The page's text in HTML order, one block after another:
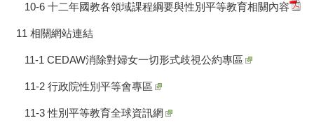
10-6 十二年國教各領域課程綱要與性別平等教育相關內容
11 相關網站連結
11-1 CEDAW消除對婦女一切形式歧視公約專區
11-2 行政院性別平等會專區
11-3 性別平等教育全球資訊網